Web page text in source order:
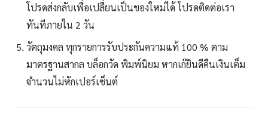
โปรดส่งกลับเพื่อเปลื่ยนเป็นของใหม่ได้ โปรดติดต่อเรา
ทันทีภายใน 2 วัน
วัตถุมงคล ทุกรายการรับประกันความแท้ 100 % ตาม
มาตรฐานสากล บล็อกวัด พิมพ์นิยม หากเก๊ยินดีคืนเงินเต็ม
จำนวนไม่หักเปอร์เซ็นต์